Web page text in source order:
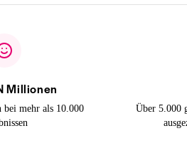
Millionen
bei mehr als 10.000
Über 5.000